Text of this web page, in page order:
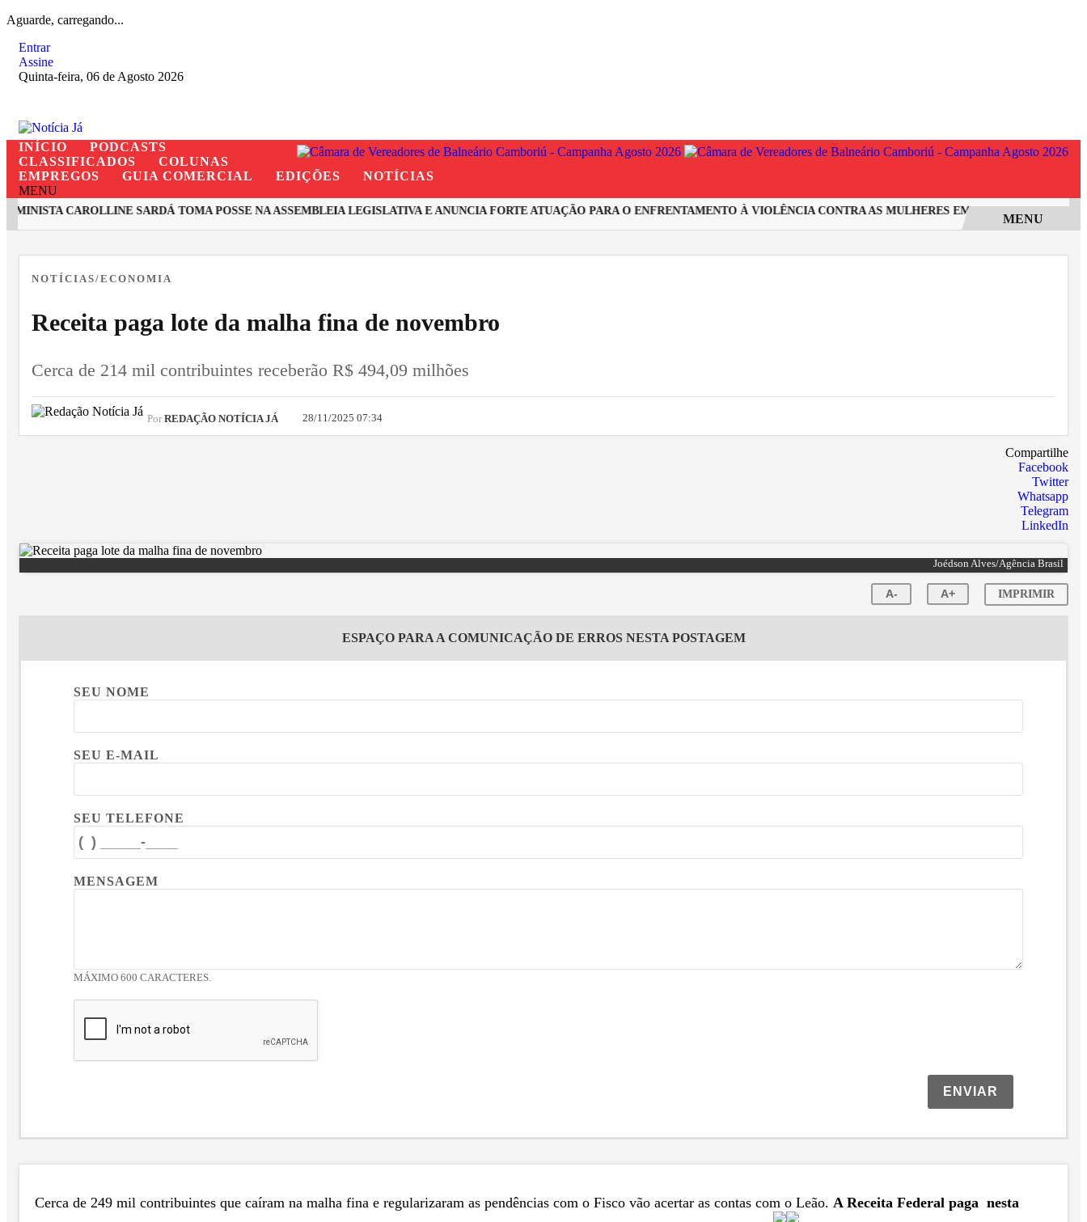
Aguarde, carregando...
Entrar
Assine
Quinta-feira, 06 de Agosto 2026
INÍCIO
PODCASTS
CLASSIFICADOS
COLUNAS
EMPREGOS
GUIA COMERCIAL EDIÇÕES
NOTÍCIAS
MENU
CAROLLINE SARDÁ TOMA POSSE NA ASSEMBLEIA LEGISLATIVA E ANUNCIA FORTE ATUAÇÃO PARA O ENFRENTAMENTO À VIOLÊNCIA CONTRA AS MULHERES EM SANTA CATARINA
MENU
NOTÍCIAS/ECONOMIA
Receita paga lote da malha fina de novembro
Cerca de 214 mil contribuintes receberão R$ 494,09 milhões
Por REDAÇÃO NOTÍCIA JÁ 28/11/2025 07:34
Compartilhe
Facebook
Twitter
Whatsapp
Telegram
LinkedIn
Joédson Alves/Agência Brasil
A- A+ IMPRIMIR
ESPAÇO PARA A COMUNICAÇÃO DE ERROS NESTA POSTAGEM
SEU NOME
SEU E-MAIL
SEU TELEFONE
MENSAGEM
MÁXIMO 600 CARACTERES.
ENVIAR
Cerca de 249 mil contribuintes que caíram na malha fina e regularizaram as pendências com o Fisco vão acertar as contas com o Leão. A Receita Federal paga nesta